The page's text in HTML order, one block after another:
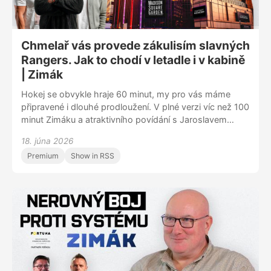
mu přišlo, řeč se stočí i k atraktivním nabídkám
z extraligy.
Chmelař vás provede zákulisím slavných
Rangers. Jak to chodí v letadle i v kabině
| Zimák
Hokej se obvykle hraje 60 minut, my pro vás máme
připravené i dlouhé prodloužení. V plné verzi víc než 100
minut Zimáku a atraktivního povídání s Jaroslavem
kde rozhodně nezklamal, vás provede zákulisím
mocného klubu z newyorského Manhattanu. Jak to
součástí NHL. A co to znamená nasednout do
přepychově vybaveného letadla s prvotřídními
službami? To se všechno dozvíte v podcastu Zimák.
Znovu se ujistíte, že na planetě NHL je možné prakticky
cokoli. „Máme neskutečný servis,“ netají mladý muž,
jenž se začíná ve slavné organizaci zabydlovat.
18. júna 2026
Premium Show in RSS